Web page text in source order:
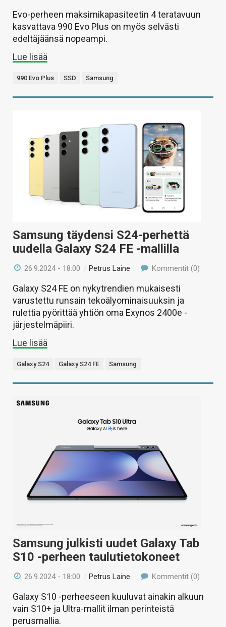
Evo-perheen maksimikapasiteetin 4 teratavuun
kasvattava 990 Evo Plus on myös selvästi
edeltäjäänsä nopeampi.
Lue lisää
990 Evo Plus SSD Samsung
Samsung täydensi S24-perhettä
uudella Galaxy S24 FE -mallilla
26.9.2024 - 18:00 / Petrus Laine Kommentit (0)
Galaxy S24 FE on nykytrendien mukaisesti
varustettu runsain tekoälyominaisuuksin ja
rulettia pyörittää yhtiön oma Exynos 2400e -
järjestelmäpiiri.
Lue lisää
Galaxy S24 Galaxy S24 FE Samsung
Samsung julkisti uudet Galaxy Tab
S10 -perheen taulutietokoneet
26.9.2024 - 18:00 /Petrus Laine Kommentit (0)
Galaxy S10 -perheeseen kuuluvat ainakin alkuun
vain S10+ ja Ultra-mallit ilman perinteistä
perusmallia.